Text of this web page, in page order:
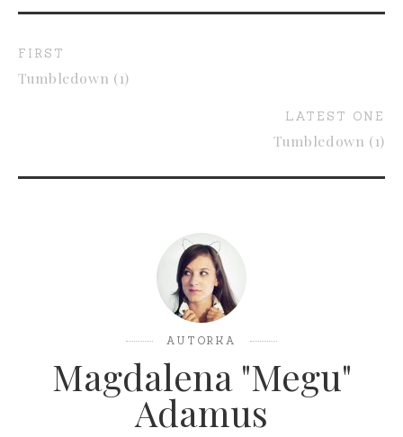
FIRST
Tumbledown (1)
LATEST ONE
Tumbledown (1)
AUTORKA
Magdalena "Megu"
Adamus